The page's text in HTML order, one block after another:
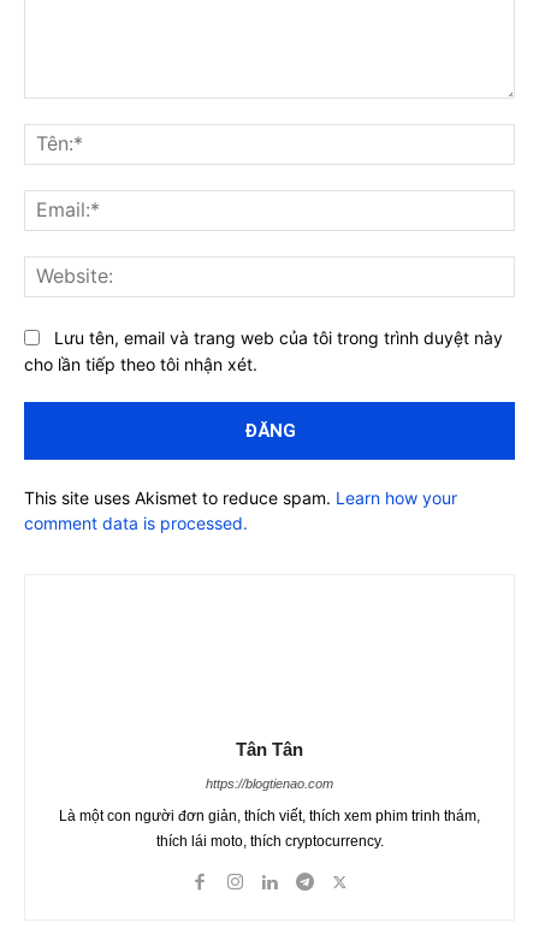
luận:
Lưu tên, email và trang web của tôi trong trình duyệt này
cho lần tiếp theo tôi nhận xét.
This site uses Akismet to reduce spam. Learn how your
comment data is processed.
Tân Tân
https://blogtienao.com
Là một con người đơn giản, thích viết, thích xem phim trinh thám,
thích lái moto, thích cryptocurrency.